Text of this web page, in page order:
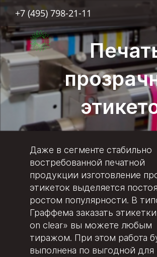
+7 (495) 798-21-11
Даже в сегменте стабильно
востребованной печатной
продукции изготовление
этикеток выделяется
ростом популярности. В
Граффема заказать
on clear» вы можете любым
тиражом. При этом работа
выполнена по выгодной для